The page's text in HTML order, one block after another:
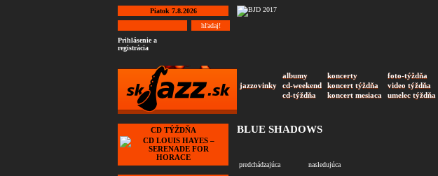
Piatok 7.8.2026
Prihlásenie a
registrácia
jazzovinky
albumy koncerty foto-týždňa
cd-weekend koncert týždňa video týždňa
cd-týždňa
koncert mesiaca umelec týždňa
CD TÝŽDŇA
BLUE SHADOWS
predchádzajúca nasledujúca